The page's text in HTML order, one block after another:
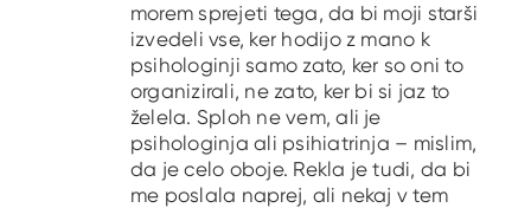
morem sprejeti tega, da bi moji starši
izvedeli vse, ker hodijo z mano k
psihologinji samo zato, ker so oni to
organizirali, ne zato, ker bi si jaz to
želela. Sploh ne vem, ali je
psihologinja ali psihiatrinja – mislim,
da je celo oboje. Rekla je tudi, da bi
me poslala naprej, ali nekaj v tem